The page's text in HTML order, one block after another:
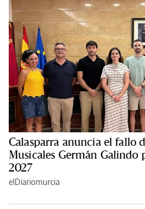
Calasparra anuncia el fallo
Musicales Germán Galindo
2027
elDiariomurcia